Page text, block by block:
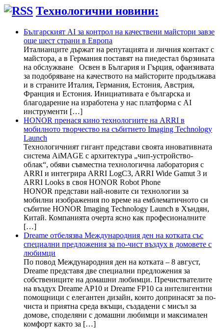
Технологични новини:
Българският AI за контрол на качествени майстори завзе
още шест страни в Европа
Италианците държат на репутацията и личния контакт с
майстора, а в Германия поставят на пиедестал бързината
на обслужване Освен в България и Гърция, офанзивата
за подобряване на качеството на майсторите продължава
и в страните Италия, Германия, Естония, Австрия,
Франция и Естония. Инициативата е българска и
благодарение на изработена у нас платформа с AI
инструменти […]
HONOR пренася кино технологиите на ARRI в
мобилното творчество на събитието Imaging Technology
Launch
Технологичният гигант представи своята иновативната
система AiMAGE с архитектура „чип-устройство-
облак“, обяви съвместна технологична лаборатория с
ARRI и интегрира ARRI LogC3, ARRI Wide Gamut 3 и
ARRI Looks в своя HONOR Robot Phone
HONOR представи най-новите си технологии за
мобилни изображения по време на емблематичното си
събитие HONOR Imaging Technology Launch в Хъндян,
Китай. Компанията очерта ясно как професионалните
[…]
Dreame отбелязва Международния ден на котката със
специални предложения за по-чист въздух в домовете с
любимци
По повод Международния ден на котката – 8 август,
Dreame представя две специални предложения за
собствениците на домашни любимци. Пречиствателите
на въздух Dreame AP10 и Dreame FP10 са интелигентни
помощници с елегантен дизайн, които допринасят за по-
чиста и приятна среда вкъщи, създадени с мисъл за
домове, споделяни с домашни любимци и максимален
комфорт както за […]